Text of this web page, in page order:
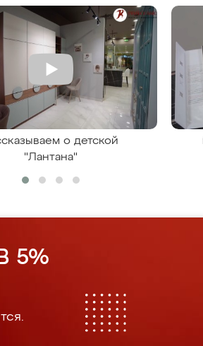
о детской
"Лантана"
5%